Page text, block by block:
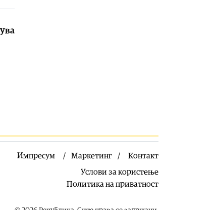
Годинава 4900 помалку запишани
првачиња од лани
06.08.2026
Колку навистина
вредат парите во Македонија:
Импресум Маркетинг
Контакт
Услови за користење
Политика на приватност